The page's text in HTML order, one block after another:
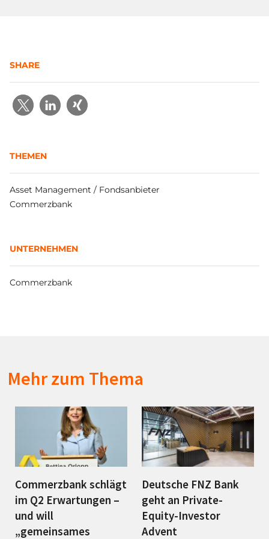
SHARE
THEMEN
Asset Management / Fondsanbieter
Commerzbank
UNTERNEHMEN
Commerzbank
Mehr zum Thema
Commerzbank schlägt
im Q2 Erwartungen –
und will
„gemeinsames
Deutsche FNZ Bank
geht an Private-
Equity-Investor
Advent